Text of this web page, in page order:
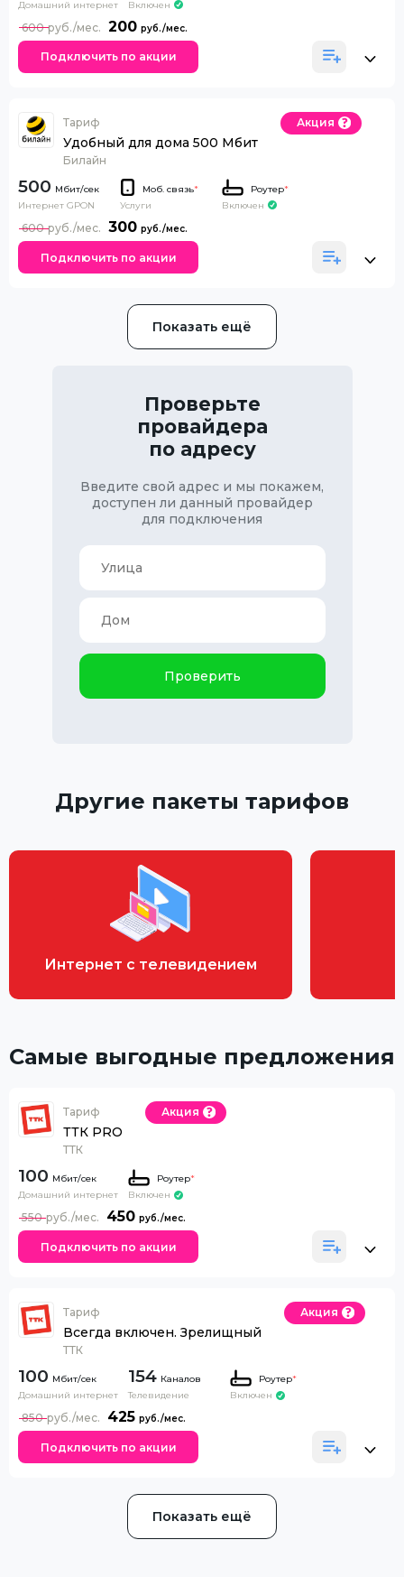
Домашний интернет
Включен
200
600
Подключить по акции
Тариф
Удобный для дома 500 Мбит
Билайн
Акция
500
Интернет GPON
Моб. связь*
Услуги
Роутер*
Включен
300
600
Подключить по акции
Показать ещё
Проверьте
провайдера
по адресу
Введите свой адрес и мы покажем,
доступен ли данный провайдер
для подключения
Проверить
Другие пакеты тарифов
Интернет с телевидением
Самые выгодные предложения
Тариф
ТТК PRO
ТТК
Акция
100
Домашний интернет
Роутер*
Включен
450
550
Подключить по акции
Тариф
Всегда включен. Зрелищный
ТТК
Акция
100
Домашний интернет
154 Каналов
Телевидение
Роутер*
Включен
425
850
Подключить по акции
Показать ещё